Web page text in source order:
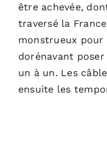
être achevée,
traversé la
monstrueux pour
dorénavant
un à un. Les
ensuite les